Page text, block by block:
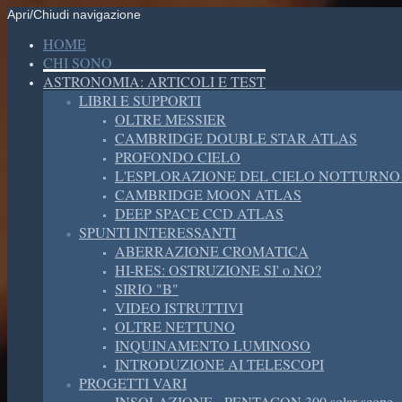
Apri/Chiudi navigazione
HOME
CHI SONO
ASTRONOMIA: ARTICOLI E TEST
LIBRI E SUPPORTI
OLTRE MESSIER
CAMBRIDGE DOUBLE STAR ATLAS
PROFONDO CIELO
L'ESPLORAZIONE DEL CIELO
CAMBRIDGE MOON ATLAS
DEEP SPACE CCD ATLAS
SPUNTI INTERESSANTI
ABERRAZIONE CROMATICA
HI-RES: OSTRUZIONE SI' o NO?
SIRIO "B"
VIDEO ISTRUTTIVI
OLTRE NETTUNO
INQUINAMENTO LUMINOSO
INTRODUZIONE AI TELESCOPI
PROGETTI VARI